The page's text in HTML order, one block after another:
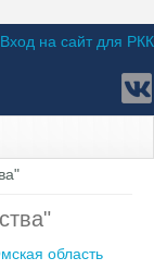
Вход на сайт для РКК
область